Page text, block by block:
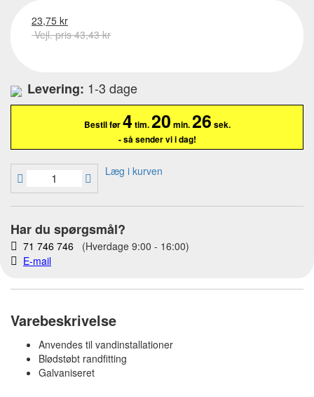
23,75 kr
Vejl. pris 43,43 kr
Levering: 1-3 dage
Bestil før4 tim.20 min.25 sek.
- så sender vi i dag!
Læg i kurven
Har du spørgsmål?
71 746 746 (Hverdage 9:00 - 16:00)
E-mail
Varebeskrivelse
Anvendes til vandinstallationer
Blødstøbt randfitting
Galvaniseret